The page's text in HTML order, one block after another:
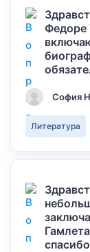
Федоре
София
Литература